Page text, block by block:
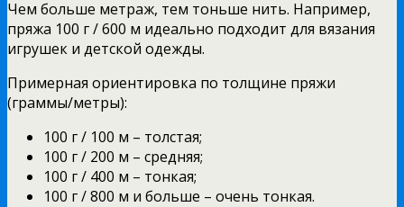
Чем больше метраж, тем тоньше нить. Например,
пряжа 100 г / 600 м идеально подходит для вязания
игрушек и детской одежды.
Примерная ориентировка по толщине пряжи
(граммы/метры):
100 г / 100 м – толстая;
100 г / 200 м – средняя;
100 г / 400 м – тонкая;
100 г / 800 м и больше – очень тонкая.